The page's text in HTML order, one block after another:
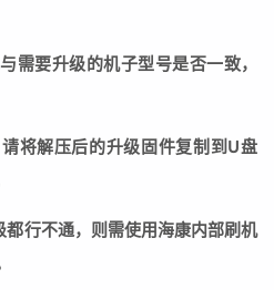
需要升级的机子型号是否一致，
将解压后的升级固件复制到U盘
行不通，则需使用海康内部刷机